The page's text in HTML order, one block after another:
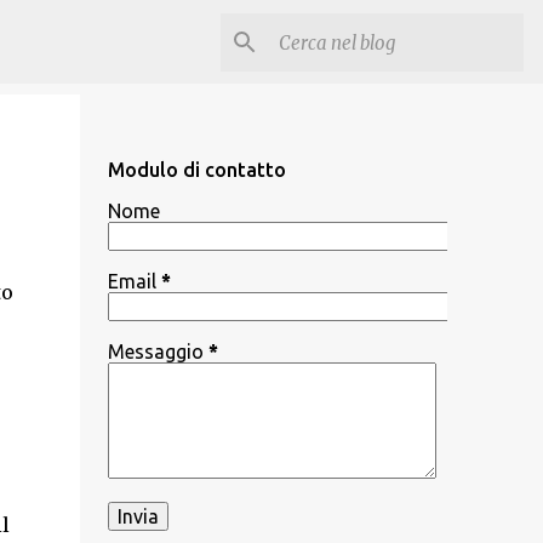
Modulo di contatto
Nome
Email *
Messaggio *